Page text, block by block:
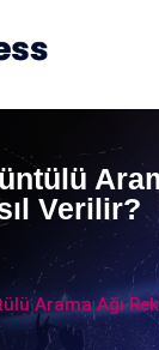
Verilir?
Arama Ağı